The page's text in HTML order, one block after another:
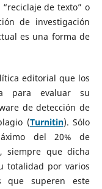
de texto” o
de investigación
es una forma de
editorial que los
para evaluar su
de detección de
(Turnitin). Sólo
del 20% de
siempre que dicha
totalidad por varios
que superen este